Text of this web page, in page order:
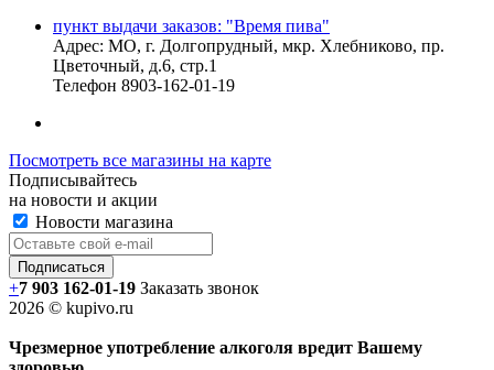
пункт выдачи заказов: "Время пива"
Адрес: МО, г. Долгопрудный, мкр. Хлебниково, пр.
Цветочный, д.6, стр.1
Телефон 8903-162-01-19
Посмотреть все магазины на карте
Подписывайтесь
на новости и акции
Новости магазина
+7 903 162-01-19 Заказать звонок
2026 © kupivo.ru
Чрезмерное употребление алкоголя вредит Вашему